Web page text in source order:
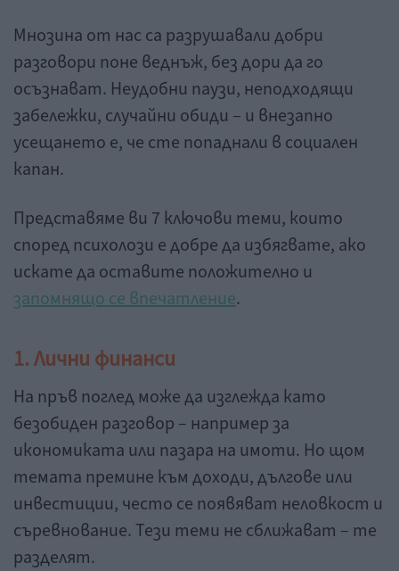
Мнозина от нас са разрушавали добри
разговори поне веднъж, без дори да го
осъзнават. Неудобни паузи, неподходящи
забележки, случайни обиди – и внезапно
усещането е, че сте попаднали в социален
капан.
Представяме ви 7 ключови теми, които
според психолози е добре да избягвате, ако
искате да оставите положително и
запомнящо се впечатление.
1. Лични финанси
На пръв поглед може да изглежда като
безобиден разговор – например за
икономиката или пазара на имоти. Но щом
темата премине към доходи, дългове или
инвестиции, често се появяват неловкост и
съревнование. Тези теми не сближават – те
разделят.